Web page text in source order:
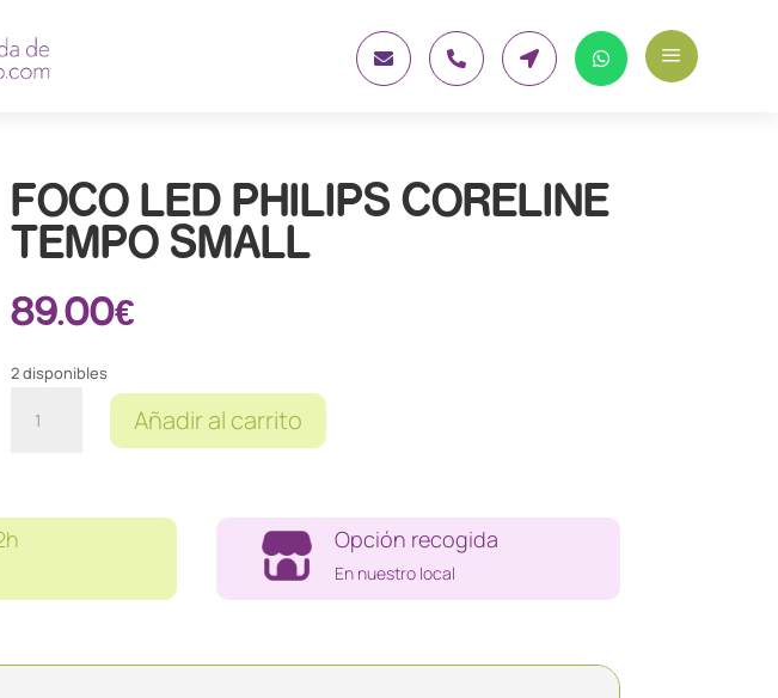
    a
FOCO LED PHILIPS CORELINE
TEMPO SMALL
89.00€
2 disponibles
LED
SMALL
Añadir al carrito
Opción recogida
En nuestro local